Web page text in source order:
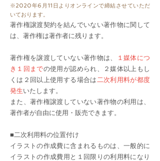
※2020年6月11日よりオンラインで締結させていただ
いております。
著作権譲渡契約を結んでいない著作物に関して
は、著作権は著作者に残ります。
著作権を譲渡していない著作物は、
１媒体につ
き１回までの使用が認められ、２媒体以上もし
くは２回以上使用する場合は二次利用料が都度
発生いたします。
また、著作権譲渡していない著作物の利用は、
著作者が自由に使用・販売できます。
■二次利用料の位置付け
イラストの作成費に含まれるものは、一般的に
イラストの作成費用と１回限りの利用料になり